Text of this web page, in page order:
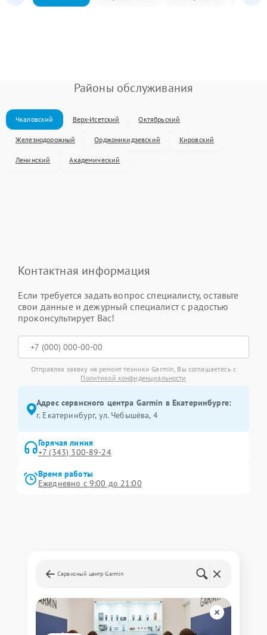
Районы обслуживания
Чкаловский Верх-Исетский Октябрьский
Железнодорожный Орджоникидзевский Кировский
Ленинский Академический
Контактная информация
Если требуется задать вопрос специалисту, оставьте
свои данные и дежурный специалист с радостью
проконсультирует Вас!
Отправляя заявку на ремонт техники Garmin, Вы соглашаетесь с
Политикой конфиденциальности
Адрес сервисного центра Garmin в Екатеринбурге:
г. Екатеринбург, ул. Чебышёва, 4
Горячая линия
+7 (343) 300-89-24
Время работы
Ежедневно с 9:00 до 21:00
Сервисный центр Garmin